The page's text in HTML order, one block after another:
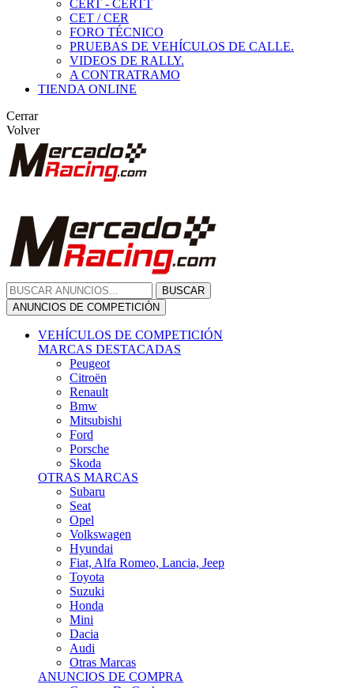
CERT - CERTT
CET / CER
FORO TÉCNICO
PRUEBAS DE VEHÍCULOS DE CALLE.
VIDEOS DE RALLY.
A CONTRATRAMO
TIENDA ONLINE
Cerrar
Volver
BUSCAR
ANUNCIOS DE COMPETICIÓN
VEHÍCULOS DE COMPETICIÓN
MARCAS DESTACADAS
Peugeot
Citroën
Renault
Bmw
Mitsubishi
Ford
Porsche
Skoda
OTRAS MARCAS
Subaru
Seat
Opel
Volkswagen
Hyundai
Fiat, Alfa Romeo, Lancia, Jeep
Toyota
Suzuki
Honda
Mini
Dacia
Audi
Otras Marcas
ANUNCIOS DE COMPRA
Compra De Coches
ALQUILER VEHÍCULOS